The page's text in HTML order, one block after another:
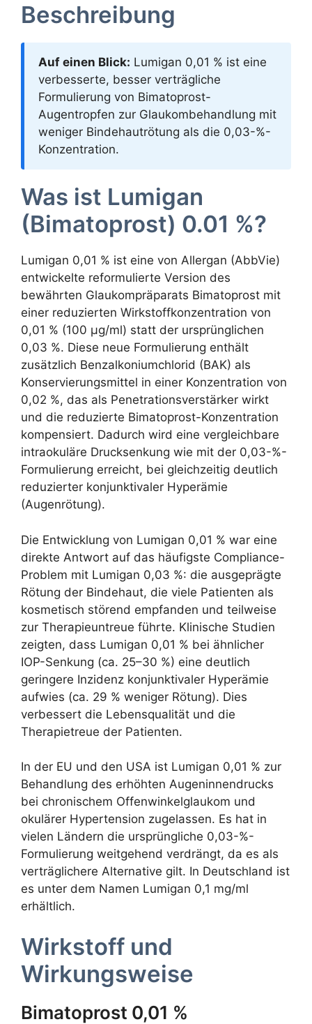
Beschreibung
Auf einen Blick: Lumigan 0,01 % ist eine
verbesserte, besser verträgliche
Formulierung von Bimatoprost-
Augentropfen zur Glaukombehandlung mit
weniger Bindehautrötung als die 0,03-%-
Konzentration.
Was ist Lumigan
(Bimatoprost) 0.01 %?
Lumigan 0,01 % ist eine von Allergan (AbbVie)
entwickelte reformulierte Version des
bewährten Glaukompräparats Bimatoprost mit
einer reduzierten Wirkstoffkonzentration von
0,01 % (100 µg/ml) statt der ursprünglichen
0,03 %. Diese neue Formulierung enthält
zusätzlich Benzalkoniumchlorid (BAK) als
Konservierungsmittel in einer Konzentration von
0,02 %, das als Penetrationsverstärker wirkt
und die reduzierte Bimatoprost-Konzentration
kompensiert. Dadurch wird eine vergleichbare
intraokuläre Drucksenkung wie mit der 0,03-%-
Formulierung erreicht, bei gleichzeitig deutlich
reduzierter konjunktivaler Hyperämie
(Augenrötung).
Die Entwicklung von Lumigan 0,01 % war eine
direkte Antwort auf das häufigste Compliance-
Problem mit Lumigan 0,03 %: die ausgeprägte
Rötung der Bindehaut, die viele Patienten als
kosmetisch störend empfanden und teilweise
zur Therapieuntreue führte. Klinische Studien
zeigten, dass Lumigan 0,01 % bei ähnlicher
IOP-Senkung (ca. 25–30 %) eine deutlich
geringere Inzidenz konjunktivaler Hyperämie
aufwies (ca. 29 % weniger Rötung). Dies
verbessert die Lebensqualität und die
Therapietreue der Patienten.
In der EU und den USA ist Lumigan 0,01 % zur
Behandlung des erhöhten Augeninnendrucks
bei chronischem Offenwinkelglaukom und
okulärer Hypertension zugelassen. Es hat in
vielen Ländern die ursprüngliche 0,03-%-
Formulierung weitgehend verdrängt, da es als
verträglichere Alternative gilt. In Deutschland ist
es unter dem Namen Lumigan 0,1 mg/ml
erhältlich.
Wirkstoff und
Wirkungsweise
Bimatoprost 0,01 %